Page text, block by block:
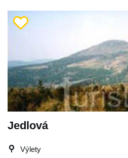
Jedlová
Výlety